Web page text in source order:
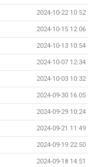
2024-10-22 10:52
2024-10-15 12:06
2024-10-13 10:54
2024-10-07 12:34
2024-10-03 10:32
2024-09-30 16:05
2024-09-29 10:24
2024-09-21 11:49
2024-09-19 22:50
2024-09-18 14:51